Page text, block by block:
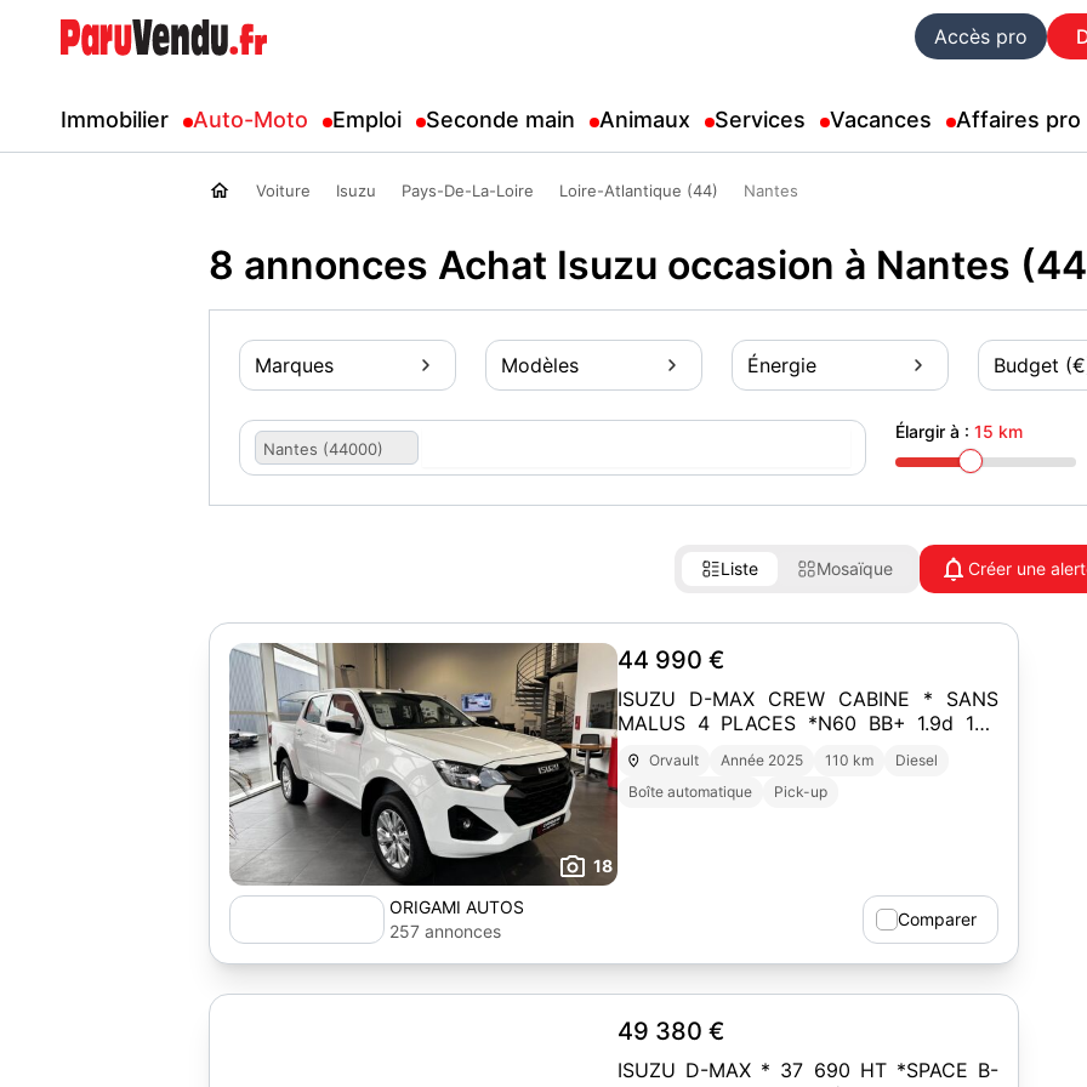
Accès pro
Immobilier Auto-Moto Emploi Seconde main Animaux Services Vacances Affaires pro
Voiture Isuzu Pays-De-La-Loire Loire-Atlantique (44) Nantes
8 annonces Achat Isuzu occasion à Nantes
Marques Modèles Énergie Budget
Nantes (44000)
Élargir à :15 km
Liste Mosaïque Créer une
18
44 990 €
ISUZU D-MAX CREW CABINE * SANS
MALUS 4 PLACES *N60 BB+ 1.9d 164
BVA 4x4
Orvault Année 2025 110 km
Diesel
Boîte automatique
Pick-up
ORIGAMI AUTOS
257 annonces
Comparer
49 380 €
ISUZU D-MAX * 37 690 HT *SPACE B-